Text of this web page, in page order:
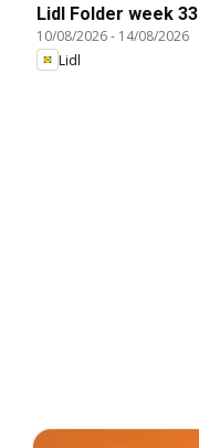
Lidl Folder week 33
10/08/2026- 14/08/2026
Lidl